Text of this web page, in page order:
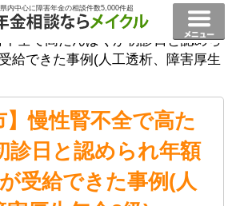
内中心に障害年金の相談件数5,000件超
らメイクル障害年金横浜 事例
不全で高たんぱくが初診日と認めら
給できた事例(人工透析、障害厚生
】慢性腎不全で高た
診日と認められ年額
受給できた事例(人